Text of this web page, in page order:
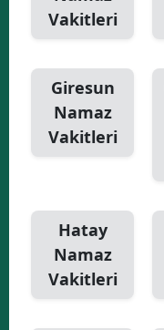
Vakitleri
Giresun
Namaz
Vakitleri
Hatay
Namaz
Vakitleri